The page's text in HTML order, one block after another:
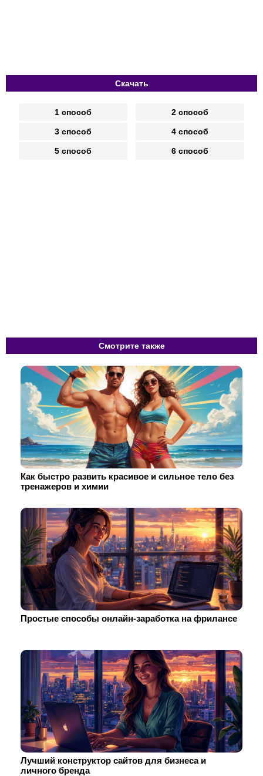
Скачать
1 способ 2 способ
3 способ 4 способ
5 способ 6 способ
Смотрите также
Как быстро развить красивое и сильное тело без
тренажеров и химии
Простые способы онлайн-заработка на фрилансе
Лучший конструктор сайтов для бизнеса и
личного бренда